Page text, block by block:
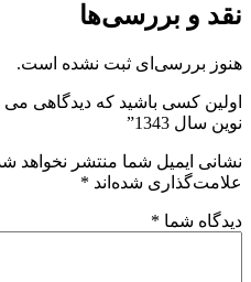
نقد و بررسی‌ها
هنوز بررسی‌ای ثبت نشده است.
اولین کسی باشید که دیدگاهی می
نوین سال 1343”
نشانی ایمیل شما منتشر نخواهد
علامت‌گذاری شده‌اند *
دیدگاه شما *